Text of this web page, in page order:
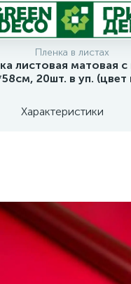
Пленка в листах
листовая матовая
20шт. в уп. (цвет
Характеристики